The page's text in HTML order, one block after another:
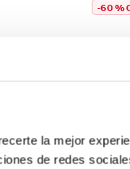
la mejor
de redes
-60 %
enterarte de